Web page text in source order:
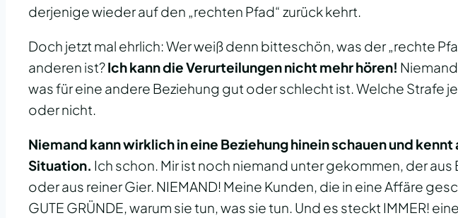
derjenige wieder auf den „rechten Pfad“ zurück kehrt.
Doch jetzt mal ehrlich: Wer weiß denn bitteschön, was der „rechte
anderen ist?Ich kann die Verurteilungen nicht mehr hören!
was für eine andere Beziehung gut oder schlecht ist. Welche Strafe
oder nicht.
Niemand kann wirklich in eine Beziehung hinein schauen und
Situation. Ich schon. Mir ist noch niemand unter gekommen, der
oder aus reiner Gier. NIEMAND! Meine Kunden, die in eine Affäre
GUTE GRÜNDE, warum sie tun, was sie tun. Und es steckt IMMER!